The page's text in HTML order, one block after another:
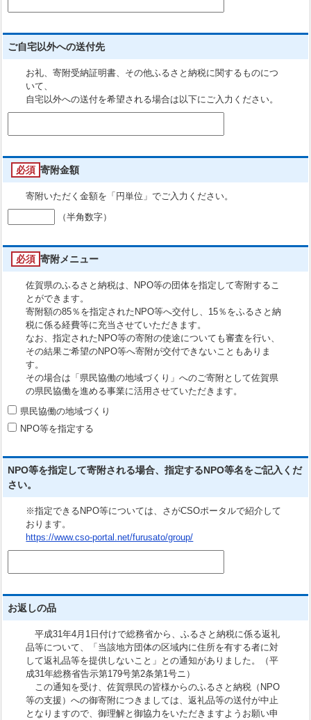
ご自宅以外への送付先
お礼、寄附受納証明書、その他ふるさと納税に関するものにつ
いて、
自宅以外への送付を希望される場合は以下にご入力ください。
必須 寄附金額
寄附いただく金額を「円単位」でご入力ください。
（半角数字）
必須 寄附メニュー
佐賀県のふるさと納税は、NPO等の団体を指定して寄附するこ
とができます。
寄附額の85％を指定されたNPO等へ交付し、15％をふるさと納
税に係る経費等に充当させていただきます。
なお、指定されたNPO等の寄附の使途についても審査を行い、
その結果ご希望のNPO等へ寄附が交付できないこともありま
す。
その場合は「県民協働の地域づくり」へのご寄附として佐賀県
の県民協働を進める事業に活用させていただきます。
県民協働の地域づくり
NPO等を指定する
NPO等を指定して寄附される場合、指定するNPO等名をご記入くだ
さい。
※指定できるNPO等については、さがCSOポータルで紹介して
おります。
https://www.cso-portal.net/furusato/group/
お返しの品
平成31年4月1日付けで総務省から、ふるさと納税に係る返礼
品等について、「当該地方団体の区域内に住所を有する者に対
して返礼品等を提供しないこと」との通知がありました。（平
成31年総務省告示第179号第2条第1号ニ）
この通知を受け、佐賀県民の皆様からのふるさと納税（NPO
等の支援）への御寄附につきましては、返礼品等の送付が中止
となりますので、御理解と御協力をいただきますようお願い申